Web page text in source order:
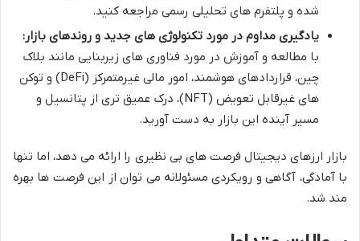
شده و پلتفرم های تحلیلی رسمی مراجعه کنید.
یادگیری مداوم در مورد تکنولوژی های جدید و روندهای بازار:
با مطالعه و آموزش در مورد فناوری های زیربنایی مانند بلاک
چین، قراردادهای هوشمند، امور مالی غیرمتمرکز (DeFi) و توکن
های غیرقابل تعویض (NFT)، درک عمیق تری از پتانسیل و
مسیر آینده این بازار به دست آورید.
بازار ارزهای دیجیتال فرصت های بی نظیری را ارائه می دهد، اما تنها
با آمادگی، آگاهی و رویکردی مسئولانه می توان از این فرصت ها بهره
مند شد.